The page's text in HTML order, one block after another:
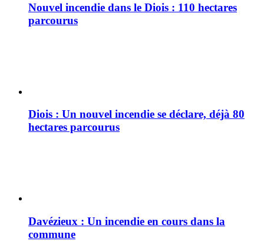
Nouvel incendie dans le Diois : 110 hectares
parcourus
Diois : Un nouvel incendie se déclare, déjà 80
hectares parcourus
Davézieux : Un incendie en cours dans la
commune